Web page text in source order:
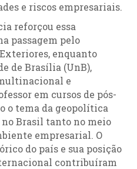
e riscos empresariais.
reforçou essa
passagem pelo
enquanto
de Brasília (UnB),
e
em cursos de pós-
o tema da geopolítica
Brasil tanto no meio
empresarial. O
do país e sua posição
contribuíram